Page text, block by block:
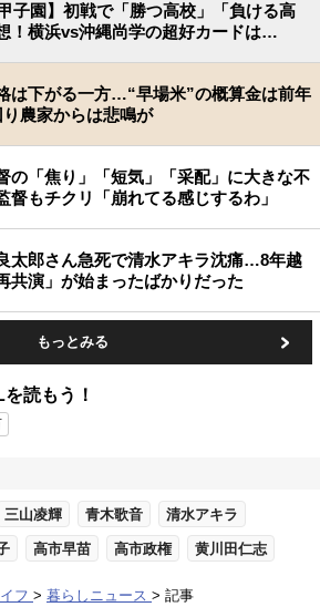
甲子園】初戦で「勝つ高校」「負ける高
！横浜vs沖縄尚学の超好カードは…
は下がる一方…“早場米”の概算金は前年
農家からは悲鳴が
の「焦り」「短気」「采配」に大きな不
もチクリ「崩れてる感じするわ」
太郎さん急死で清水アキラ沈痛…8年越
共演」が始まったばかりだった
もっとみる
読もう！
三山凌輝 青木歌音 清水アキラ
高市早苗 高市政権 黄川田仁志
フ 暮らしニュース 記事